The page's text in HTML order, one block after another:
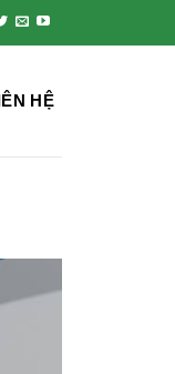
HỆ